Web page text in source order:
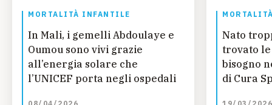
MORTALITÀ INFANTILE
In Mali, i gemelli Abdoulaye e
Oumou sono vivi grazie
all’energia solare che
l’UNICEF porta negli ospedali
Nato
trovato le
bisogno
di Cura